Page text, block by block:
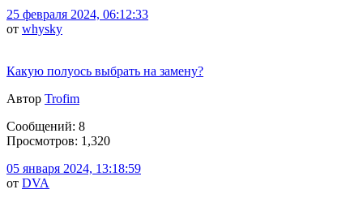
25 февраля 2024, 06:12:33
от whysky
Какую полуось выбрать на замену?
Автор Trofim
Сообщений: 8
Просмотров: 1,320
05 января 2024, 13:18:59
от DVA